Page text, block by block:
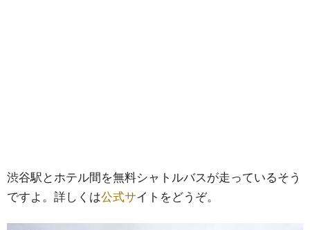
渋谷駅とホテル間を無料シャトルバスが走っているそう
ですよ。詳しくは公式サイトをどうぞ。